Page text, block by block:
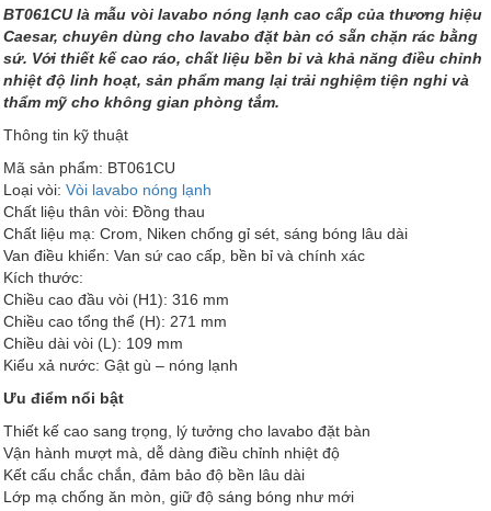
BT061CU là mẫu vòi lavabo nóng lạnh cao cấp của thương hiệu
Caesar, chuyên dùng cho lavabo đặt bàn có sẵn chặn rác bằng
sứ. Với thiết kế cao ráo, chất liệu bền bỉ và khả năng điều chỉnh
nhiệt độ linh hoạt, sản phẩm mang lại trải nghiệm tiện nghi và
thẩm mỹ cho không gian phòng tắm.
Thông tin kỹ thuật
Mã sản phẩm: BT061CU
Loại vòi: Vòi lavabo nóng lạnh
Chất liệu thân vòi: Đồng thau
Chất liệu mạ: Crom, Niken chống gỉ sét, sáng bóng lâu dài
Van điều khiển: Van sứ cao cấp, bền bỉ và chính xác
Kích thước:
Chiều cao đầu vòi (H1): 316 mm
Chiều cao tổng thể (H): 271 mm
Chiều dài vòi (L): 109 mm
Kiểu xả nước: Gật gù – nóng lạnh
Ưu điểm nổi bật
Thiết kế cao sang trọng, lý tưởng cho lavabo đặt bàn
Vận hành mượt mà, dễ dàng điều chỉnh nhiệt độ
Kết cấu chắc chắn, đảm bảo độ bền lâu dài
Lớp mạ chống ăn mòn, giữ độ sáng bóng như mới